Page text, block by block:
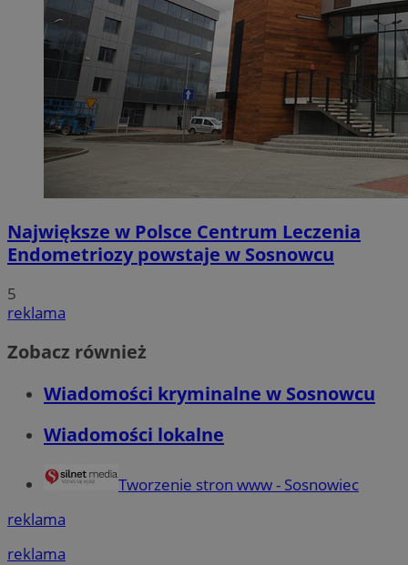
Największe w Polsce Centrum Leczenia
Endometriozy powstaje w Sosnowcu
5
reklama
Zobacz również
Wiadomości kryminalne w Sosnowcu
Wiadomości lokalne
Tworzenie stron www - Sosnowiec
reklama
reklama